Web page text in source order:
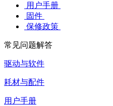
用户手册
固件
保修政策
常见问题解答
驱动与软件
耗材与配件
用户手册